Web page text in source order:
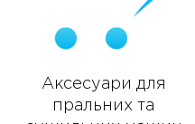
Аксесуари для
пральних та